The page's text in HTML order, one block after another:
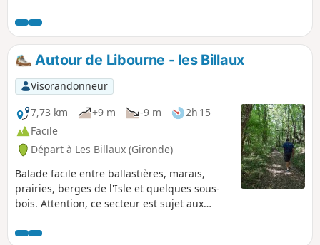
Autour de Libourne - les Billaux
Visorandonneur
7,73 km
+9 m -9 m
2h 15
Facile
Départ à Les Billaux (Gironde)
Balade facile entre ballastières, marais,
prairies, berges de l'Isle et quelques sous-
bois. Attention, ce secteur est sujet aux
périodes.